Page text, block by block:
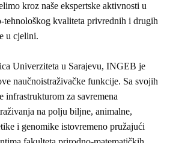
kroz naše ekspertske aktivnosti u
tehnološkog kvaliteta privrednih i drugih
u cjelini.
Univerziteta u Sarajevu, INGEB je
naučnoistraživačke funkcije. Sa svojih
infrastrukturom za savremena
na polju biljne, animalne,
i genomike istovremeno pružajući